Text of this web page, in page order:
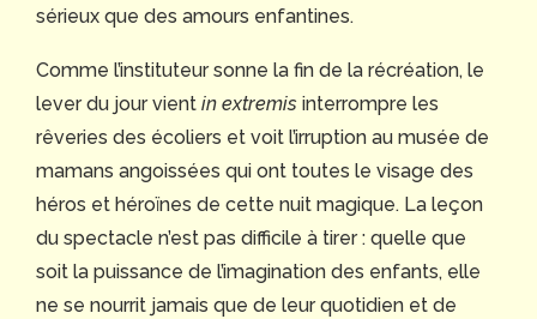
sérieux que des amours enfantines.
Comme l’instituteur sonne la fin de la récréation, le
lever du jour vient in extremis interrompre les
rêveries des écoliers et voit l’irruption au musée de
mamans angoissées qui ont toutes le visage des
héros et héroïnes de cette nuit magique. La leçon
du spectacle n’est pas difficile à tirer : quelle que
soit la puissance de l’imagination des enfants, elle
ne se nourrit jamais que de leur quotidien et de